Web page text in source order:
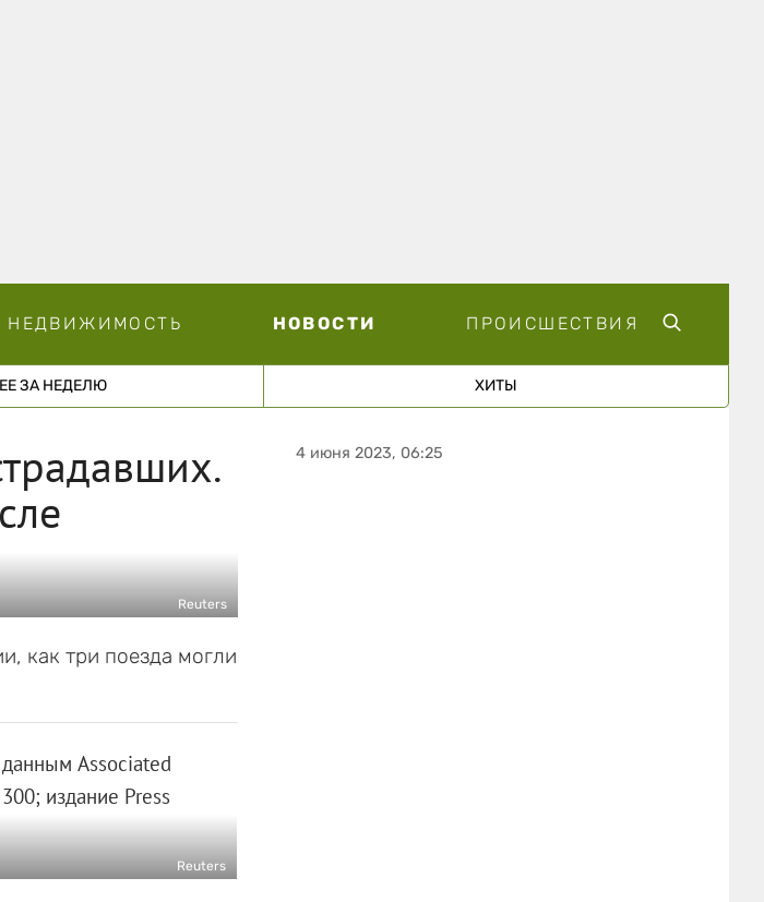
НЕДВИЖИМОСТЬ НОВОСТИ ПРОИСШЕСТВИЯ
ЗА НЕДЕЛЮ ХИТЫ
Reuters
как три поезда могли
Associated
издание Press
Reuters
4 июня 2023, 06:25